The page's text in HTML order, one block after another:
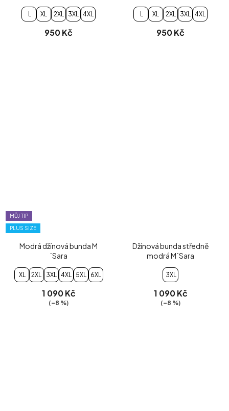
L XL 2XL 3XL 4XL
950 Kč
L XL 2XL 3XL 4XL
950 Kč
MŮJ TIP
PLUS SIZE
Modrá džínová bunda M
´Sara
XL 2XL 3XL 4XL 5XL 6XL
1 090 Kč
(–8 %)
Džínová bunda středně
modrá M´Sara
3XL
1 090 Kč
(–8 %)